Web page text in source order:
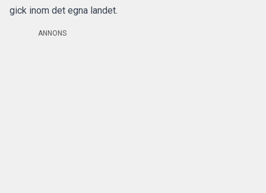
gick inom det egna landet.
ANNONS